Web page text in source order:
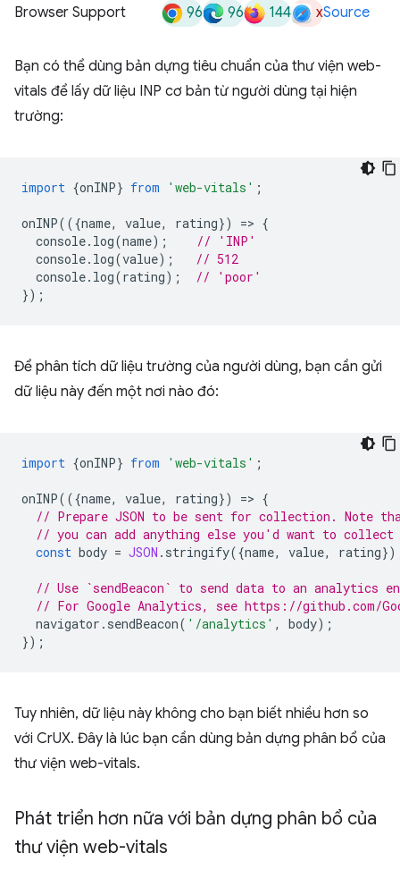
Browser Support 96 96 144 xSource
Bạn có thể dùng bản dựng tiêu chuẩn của thư viện web-
vitals để lấy dữ liệu INP cơ bản từ người dùng tại hiện
trường:
import {onINP} from 'web-vitals' ;
onINP(({name, value, rating}) => {
console. log(name);
// 'INP'
console. log(value);
// 512
console. log(rating);
// 'poor'
});
Để phân tích dữ liệu trường của người dùng, bạn cần gửi
dữ liệu này đến một nơi nào đó:
import {onINP} from 'web-vitals' ;
onINP(({name, value, rating}) => {
// Prepare JSON to be sent for collection. Note
// you can add anything else you'd want to collect
const body = JSON . stringify({name, value, rating
// Use `sendBeacon` to send data to an analytics
// For Google Analytics, see https://github.com/
navigator . sendBeacon( '/analytics' , body);
});
Tuy nhiên, dữ liệu này không cho bạn biết nhiều hơn so
với CrUX. Đây là lúc bạn cần dùng bản dựng phân bổ của
thư viện web-vitals.
Phát triển hơn nữa với bản dựng phân bổ của
thư viện web-vitals